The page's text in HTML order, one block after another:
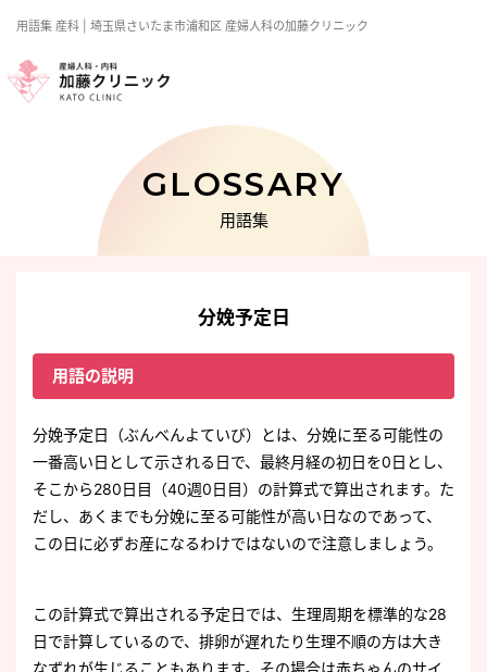
用語集 産科 | 埼玉県さいたま市浦和区 産婦人科の加藤クリニック
GLOSSARY
用語集
分娩予定日
用語の説明
分娩予定日（ぶんべんよていび）とは、分娩に至る可能性の
一番高い日として示される日で、最終月経の初日を0日とし、
そこから280日目（40週0日目）の計算式で算出されます。た
だし、あくまでも分娩に至る可能性が高い日なのであって、
この日に必ずお産になるわけではないので注意しましょう。
この計算式で算出される予定日では、生理周期を標準的な28
日で計算しているので、排卵が遅れたり生理不順の方は大き
なずれが生じることもあります。その場合は赤ちゃんのサイ